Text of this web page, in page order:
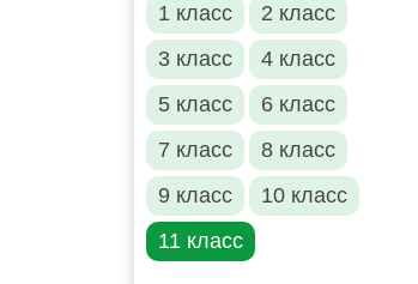
1 класс
2 класс
3 класс
4 класс
5 класс
6 класс
7 класс
8 класс
9 класс
10 класс
11 класс